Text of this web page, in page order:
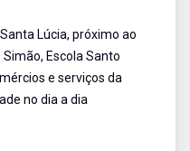
Lúcia, próximo ao
Escola Santo
e serviços da
no dia a dia